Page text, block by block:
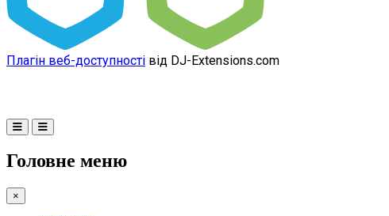
Плагін веб-доступності від DJ-Extensions.com
Головне меню
×